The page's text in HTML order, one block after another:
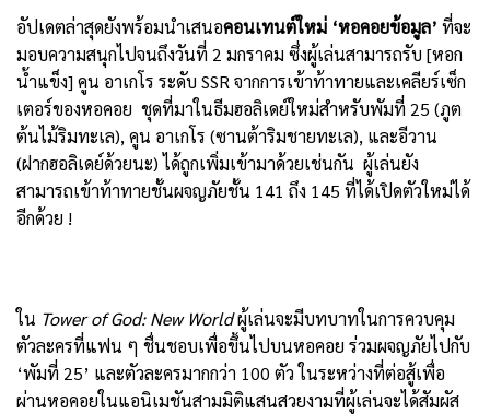
อัปเดตล่าสุดยังพร้อมนำเสนอคอนเทนต์ใหม่ ‘หอคอยข้อมูล’ ที่จะ
มอบความสนุกไปจนถึงวันที่ 2 มกราคม ซึ่งผู้เล่นสามารถรับ [หอก
น้ำแข็ง] คูน อาเกโร ระดับ SSR จากการเข้าท้าทายและเคลียร์เซ็ก
เตอร์ของหอคอย ชุดที่มาในธีมฮอลิเดย์ใหม่สำหรับพัมที่ 25 (ภูต
ต้นไม้ริมทะเล), คูน อาเกโร (ซานต้าริมชายทะเล), และอีวาน
(ฝากฮอลิเดย์ด้วยนะ) ได้ถูกเพิ่มเข้ามาด้วยเช่นกัน ผู้เล่นยัง
สามารถเข้าท้าทายชั้นผจญภัยชั้น 141 ถึง 145 ที่ได้เปิดตัวใหม่ได้
อีกด้วย !
ใน Tower of God: New Worldผู้เล่นจะมีบทบาทในการควบคุม
ตัวละครที่แฟน ๆ ชื่นชอบเพื่อขึ้นไปบนหอคอย ร่วมผจญภัยไปกับ
‘พัมที่ 25’ และตัวละครมากกว่า 100 ตัว ในระหว่างที่ต่อสู้เพื่อ
ผ่านหอคอยในแอนิเมชันสามมิติแสนสวยงามที่ผู้เล่นจะได้สัมผัส